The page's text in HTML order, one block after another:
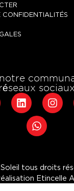
CONFIDENTIALITÉS
sociaux
tous droits
Etincelle